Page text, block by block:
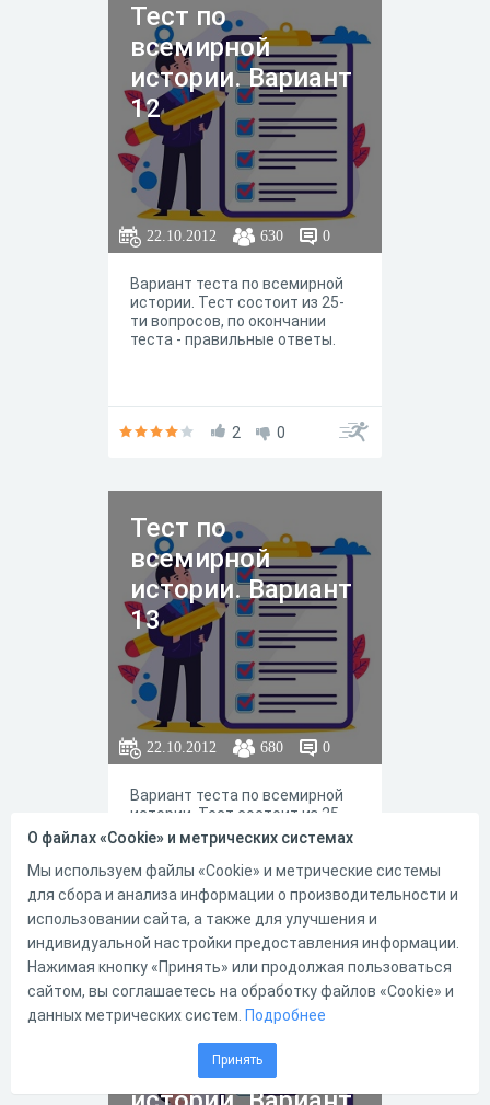
Тест по
всемирной
истории. Вариант
12
22.10.2012 630 0
Вариант теста по всемирной
истории. Тест состоит из 25-
ти вопросов, по окончании
теста - правильные ответы.
2 0
Тест по
всемирной
истории. Вариант
13
22.10.2012 680 0
Вариант теста по всемирной
истории. Тест состоит из 25-
ти вопросов, по окончании
теста - правильные ответы.
1 0
Тест по
всемирной
О файлах «Cookie» и метрических системах
Мы используем файлы «Cookie» и метрические системы
для сбора и анализа информации о производительности и
использовании сайта, а также для улучшения и
индивидуальной настройки предоставления информации.
Нажимая кнопку «Принять» или продолжая пользоваться
сайтом, вы соглашаетесь на обработку файлов «Cookie» и
данных метрических систем. Подробнее
Принять